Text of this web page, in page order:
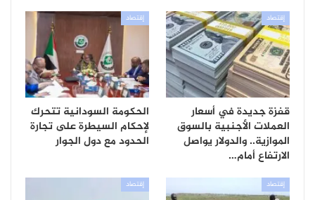
إقتصاد
قفزة جديدة في أسعار
العملات الأجنبية بالسوق
الموازية.. والدولار يواصل
الارتفاع أمام…
إقتصاد
الحكومة السودانية تتحرك
لإحكام السيطرة على تجارة
الحدود مع دول الجوار
إقتصاد إقتصاد